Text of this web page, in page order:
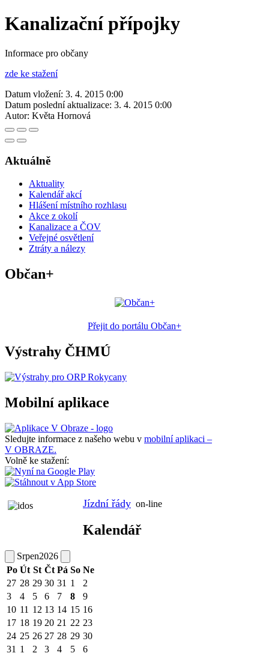
Kanalizační přípojky
Informace pro občany
zde ke stažení
Datum vložení: 3. 4. 2015 0:00
Datum poslední aktualizace: 3. 4. 2015 0:00
Autor: Květa Hornová
Aktuálně
Aktuality
Kalendář akcí
Hlášení místního rozhlasu
Akce z okolí
Kanalizace a ČOV
Veřejné osvětlení
Ztráty a nálezy
Občan+
Přejit do portálu Občan+
Výstrahy ČHMÚ
Mobilní aplikace
Sledujte informace z našeho webu v mobilní aplikaci –
V OBRAZE.
Volně ke stažení:
Jízdní řády on-line
Kalendář
Srpen2026
Po Út St Čt Pá So Ne
27 28 29 30 31 1
2
3
4 5 6 7 8
9
10 11 12 13 14 15 16
17 18 19 20 21 22 23
24 25 26 27 28 29 30
31 1 2 3 4 5 6